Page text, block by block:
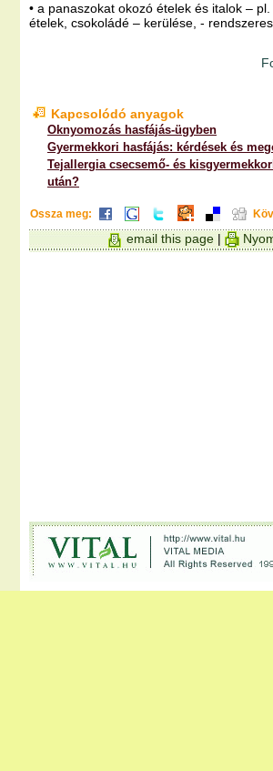
• a panaszokat okozó ételek és italok –
ételek, csokoládé – kerülése, -
Kapcsolódó anyagok
Oknyomozás hasfájás-ügyben
Gyermekkori hasfájás: kérdések és
Tejallergia csecsemő- és
után?
Ossza meg:
email this page |